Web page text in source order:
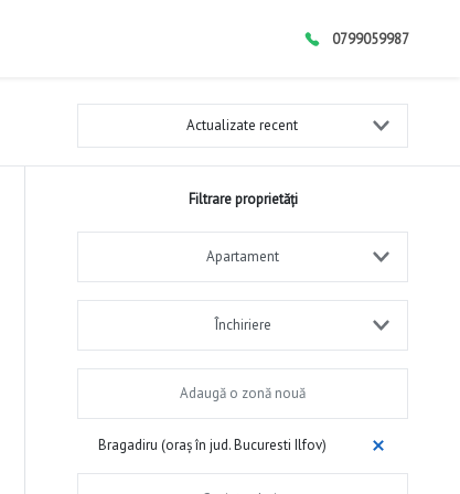
0799059987
Actualizate recent
Filtrare proprietăți
Apartament
Închiriere
Bragadiru (oraș în jud. Bucuresti Ilfov)